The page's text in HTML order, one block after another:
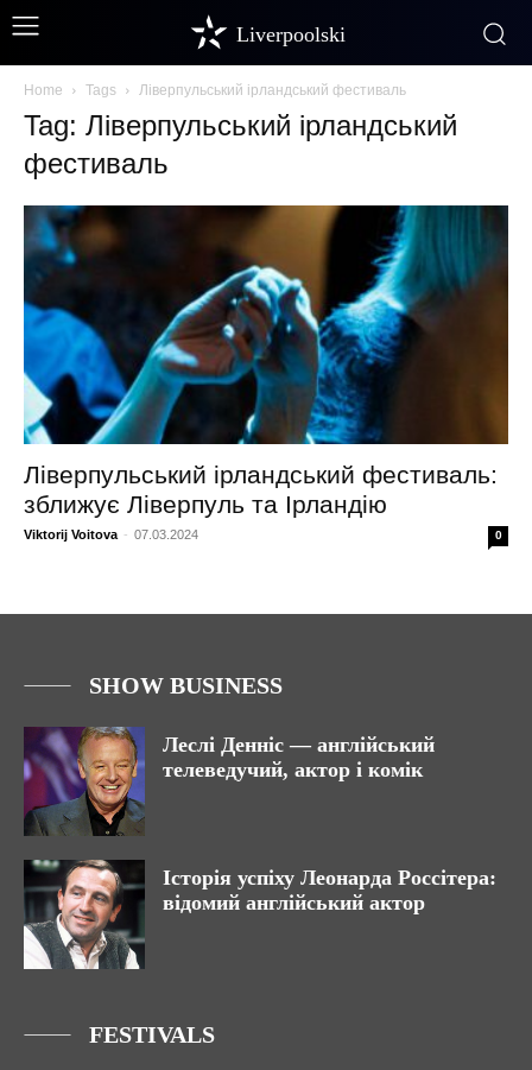
Liverpoolski
Home Tags Ліверпульський ірландський фестиваль
Tag: Ліверпульський ірландський
фестиваль
Ліверпульський ірландський фестиваль:
зближує Ліверпуль та Ірландію
Viktorij Voitova - 07.03.2024 0
SHOW BUSINESS
Леслі Денніс — англійський
телеведучий, актор і комік
Історія успіху Леонарда Россітера:
відомий англійський актор
FESTIVALS